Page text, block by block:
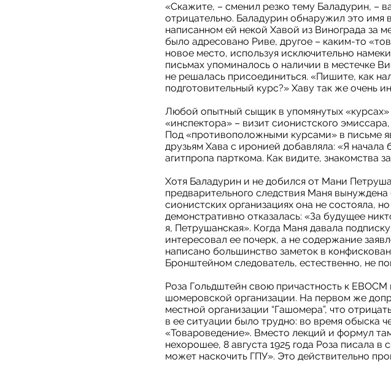
«Скажите, – сменил резко тему Баладурин, –
отрицательно. Баладурин обнаружил это имя
написанном ей некой Хавой из Винограда за
было адресовано Риве, другое – каким-то
новое место, используя исключительно
письмах упоминалось о наличии в местечке
не решалась присоединиться. «Пишите, как
подготовительный курс?» Хаву так же очень
Любой опытный сыщик в упомянутых «курсах»
«инспектора» – визит сионистского
Под «противоположными курсами» в письме
друзьям Хава с иронией добавляла: «Я начала
агитпропа парткома. Как видите, знакомства
Хотя Баладурин и не добился от Мани
предварительного следствия Маня
сионистских организациях она не состояла,
демонстративно отказалась: «За будущее
я, Петрушанская». Когда Маня давала
интересовал ее почерк, а не содержание
написано большинство заметок в
Бронштейном следователь, естественно, не
Роза Гольдштейн свою причастность к ЕВОСМ
шомеровской организации. На первом же
местной организации “Гашомера”, что
в ее ситуации было трудно: во время обыска
«Товароведение». Вместо лекций и формул
нехорошее, 8 августа 1925 года Роза писала в
может наскочить ГПУ». Это действительно